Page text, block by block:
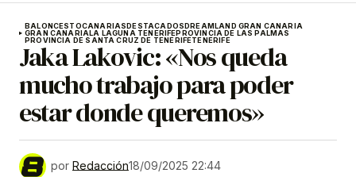
BALONCESTOCANARIASDESTACADOSDREAMLAND GRAN CANARIA
GRAN CANARIALA LAGUNA TENERIFEPROVINCIA DE LAS PALMAS
PROVINCIA DE SANTA CRUZ DE TENERIFETENERIFE
Jaka Lakovic: «Nos queda
mucho trabajo para poder
estar donde queremos»
por Redacción18/09/2025 22:44